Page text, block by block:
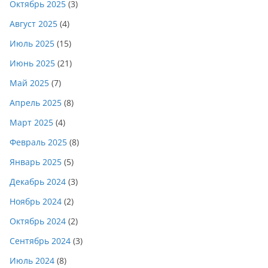
Октябрь 2025 (3)
Август 2025 (4)
Июль 2025 (15)
Июнь 2025 (21)
Май 2025 (7)
Апрель 2025 (8)
Март 2025 (4)
Февраль 2025 (8)
Январь 2025 (5)
Декабрь 2024 (3)
Ноябрь 2024 (2)
Октябрь 2024 (2)
Сентябрь 2024 (3)
Июль 2024 (8)